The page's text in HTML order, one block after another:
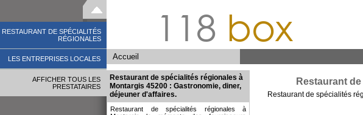
118 box
Accueil
RESTAURANT DE SPÉCIALITÉS
RÉGIONALES
LES ENTREPRISES LOCALES
AFFICHER TOUS LES
PRESTATAIRES
Restaurant de spécialités régionales à
Montargis 45200 : Gastronomie, diner,
déjeuner d'affaires.
Restaurant de spécialités régionales à
Restaurant
Restaurant de spécialités